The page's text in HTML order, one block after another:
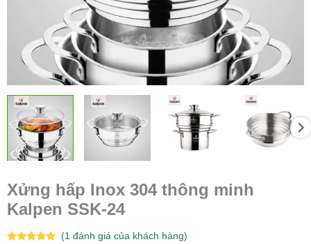
Xửng hấp Inox 304 thông minh
Kalpen SSK-24
(1đánh giá của khách hàng)